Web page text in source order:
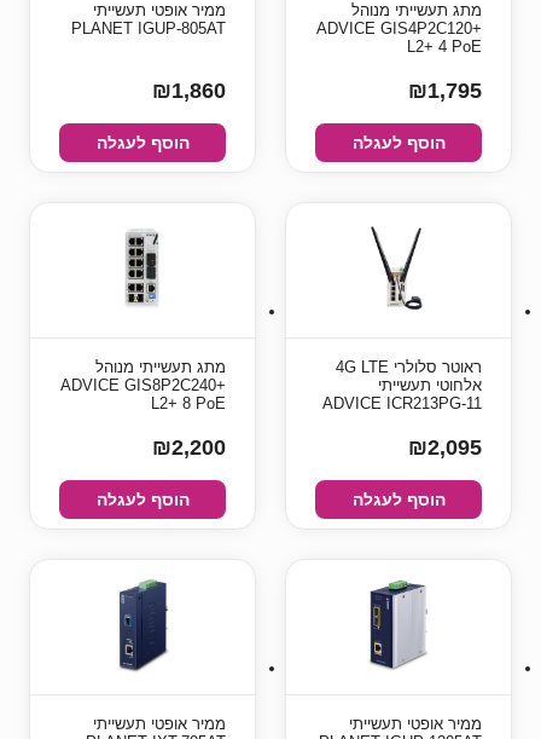
מתג תעשייתי מנוהל
+ADVICE GIS4P2C120
L2+ 4 PoE
₪1,795
הוסף לעגלה
ממיר אופטי תעשייתי
PLANET IGUP-805AT
₪1,860
הוסף לעגלה
ראוטר סלולרי 4G LTE
אלחוטי תעשייתי
ADVICE ICR213PG-11
₪2,095
הוסף לעגלה
מתג תעשייתי מנוהל
+ADVICE GIS8P2C240
L2+ 8 PoE
₪2,200
הוסף לעגלה
ממיר אופטי תעשייתי
ממיר אופטי תעשייתי